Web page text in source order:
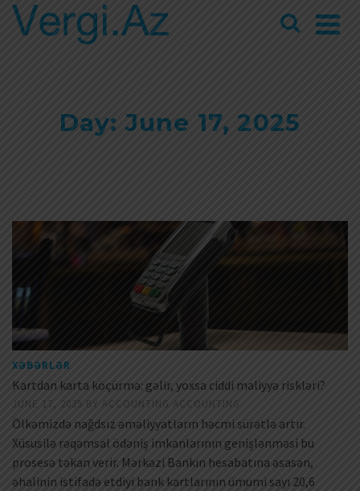
Day: June 17, 2025
XƏBƏRLƏR
Kartdan karta köçürmə: gəlir, yoxsa ciddi maliyyə riskləri?
JUNE 17, 2025 BY ACCOUNTING ACCOUNTING
Ölkəmizdə nağdsız əməliyyatların həcmi sürətlə artır.
Xüsusilə rəqəmsal ödəniş imkanlarının genişlənməsi bu
prosesə təkan verir. Mərkəzi Bankın hesabatına əsasən,
əhalinin istifadə etdiyi bank kartlarının ümumi sayı 20,6